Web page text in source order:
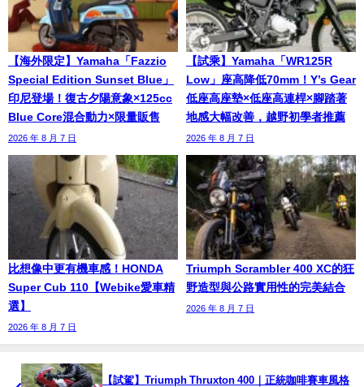
【海外限定】Yamaha「Fazzio
Special Edition Sunset Blue」
印尼登場！復古夕陽意象×125cc
Blue Core混合動力×限量販售
2026 年 8 月 7 日
【試乘】Yamaha「WR125R
Low」座高降低70mm！Y’s Gear
低座高座墊×低座高連桿×腳踏著
地感大幅改善，越野初學者推薦
2026 年 8 月 7 日
比想像中更有機車感！HONDA
Super Cub 110【Webike愛車精
選】
2026 年 8 月 7 日
Triumph Scrambler 400 XC的狂
野造型與公路實用性的完美結合
2026 年 8 月 7 日
【試駕】Triumph Thruxton 400｜正統咖啡賽車風格